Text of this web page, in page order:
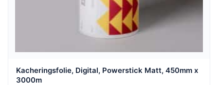
Kacheringsfolie, Digital, Powerstick Matt, 450mm x
3000m